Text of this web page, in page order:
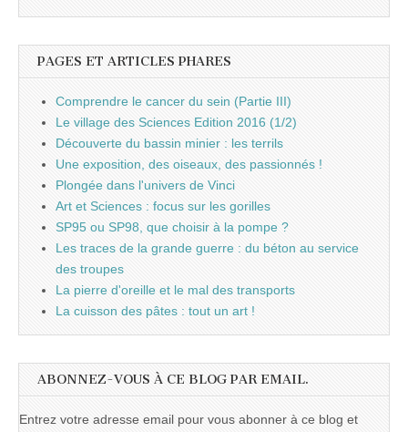
PAGES ET ARTICLES PHARES
Comprendre le cancer du sein (Partie III)
Le village des Sciences Edition 2016 (1/2)
Découverte du bassin minier : les terrils
Une exposition, des oiseaux, des passionnés !
Plongée dans l'univers de Vinci
Art et Sciences : focus sur les gorilles
SP95 ou SP98, que choisir à la pompe ?
Les traces de la grande guerre : du béton au service
des troupes
La pierre d'oreille et le mal des transports
La cuisson des pâtes : tout un art !
ABONNEZ-VOUS À CE BLOG PAR EMAIL.
Entrez votre adresse email pour vous abonner à ce blog et